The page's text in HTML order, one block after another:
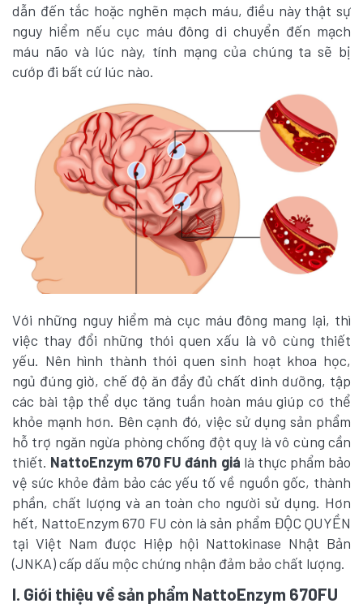
dẫn đến tắc hoặc nghẽn mạch máu, điều này thật sự
nguy hiểm nếu cục máu đông di chuyển đến mạch
máu não và lúc này, tính mạng của chúng ta sẽ bị
cướp đi bất cứ lúc nào.
Với những nguy hiểm mà cục máu đông mang lại, thì
việc thay đổi những thói quen xấu là vô cùng thiết
yếu. Nên hình thành thói quen sinh hoạt khoa học,
ngủ đúng giờ, chế độ ăn đầy đủ chất dinh dưỡng, tập
các bài tập thể dục tăng tuần hoàn máu giúp cơ thể
khỏe mạnh hơn. Bên cạnh đó, việc sử dụng sản phẩm
hỗ trợ ngăn ngừa phòng chống đột quỵ là vô cùng cần
thiết. NattoEnzym 670 FU đánh giá là thực phẩm bảo
vệ sức khỏe đảm bảo các yếu tố về nguồn gốc, thành
phần, chất lượng và an toàn cho người sử dụng. Hơn
hết, NattoEnzym 670 FU còn là sản phẩm ĐỘC QUYỀN
tại Việt Nam được Hiệp hội Nattokinase Nhật Bản
(JNKA) cấp dấu mộc chứng nhận đảm bảo chất lượng.
I. Giới thiệu về sản phẩm NattoEnzym 670FU